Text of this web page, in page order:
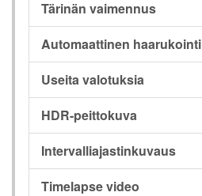
Tärinän vaimennus
Automaattinen haarukointi
Useita valotuksia
HDR-peittokuva
Intervalliajastinkuvaus
Timelapse video